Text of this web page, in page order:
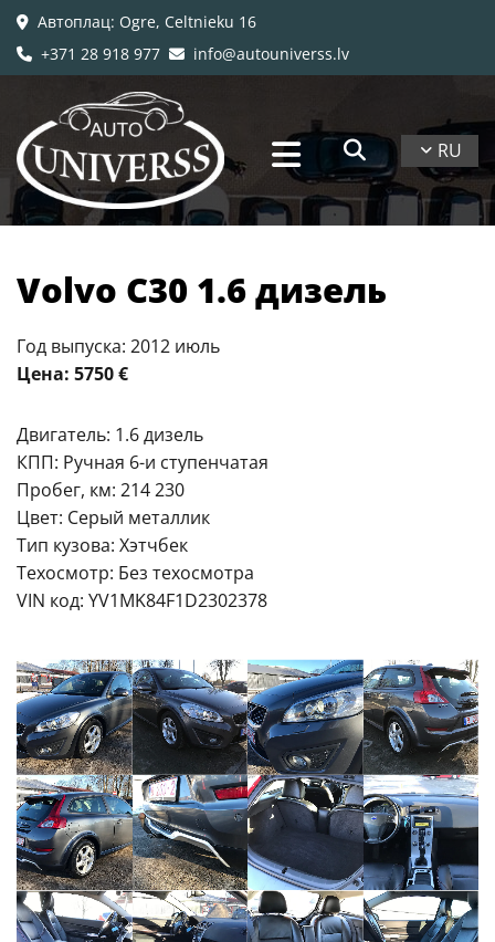
 Автоплац: Ogre, Celtnieku 16
 +371 28 918 977  info@autouniverss.lv
RU
​Volvo C30 1.6 дизель
Год выпуска: 2012 июль
Цена: 5750 €
Двигатель: 1.6 дизель
КПП: Ручная 6-и ступенчатая
Пробег, км: 214 230
Цвет: Серый металлик
Тип кузова: Хэтчбек
Техосмотр: Без техосмотра
VIN код: YV1MK84F1D2302378